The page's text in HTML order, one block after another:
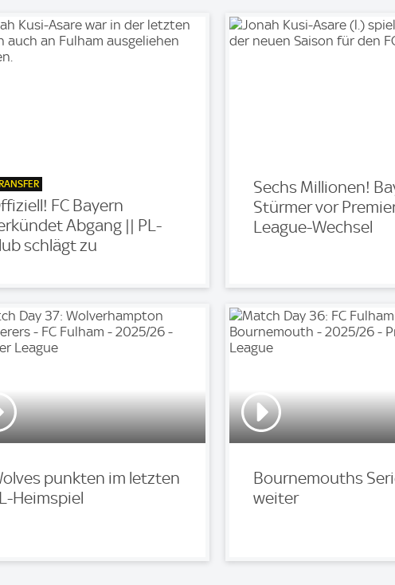
FC Bayern
Abgang || PL-
schlägt zu
Sechs Millionen!
Stürmer vor
League-Wechsel
punkten im letzten
Heimspiel
Bournemouths
weiter